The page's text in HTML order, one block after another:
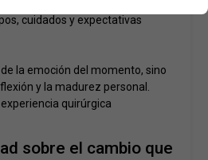
cuidados y expectativas
la emoción del momento, sino
y la madurez personal.
quirúrgica
sobre el cambio que